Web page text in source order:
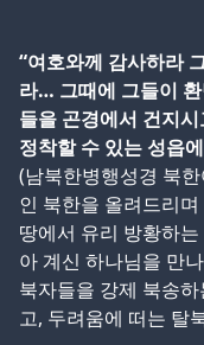
“여호와께 감사하라
라… 그때에 그들이
들을 곤경에서 건지
정착할 수 있는 성읍
(남북한병행성경 북
인 북한을 올려드리
땅에서 유리 방황하
아 계신 하나님을 만
북자들을 강제 북송
고, 두려움에 떠는 탈